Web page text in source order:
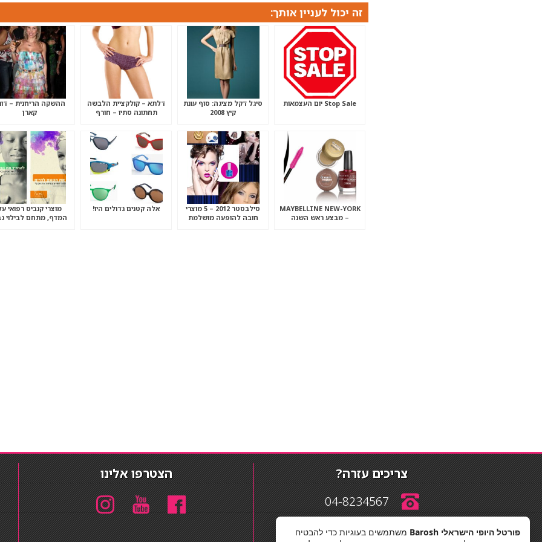
זה יכול לעניין אותך:
Stop Sale יום העצמאות
סיגל דקל מציגה: סוף עונת
קיץ 2008
דלתא – קולקציית הלבשה
תחתונה סתיו – חורף
ההשקה הריחנית –
קארן
MAYBELLINE NEW-YORK
– מבצע ראש השנה
סילבסטר 2012 – 5 מוצרי
חובה להופעה מושלמת
אלה קטנים גדולים היו!
מוצרי קנביס רפואי
המדף, מתחם לבילוי
צריכים עזרה?
04-8234567
info@barosh.co.il
הצטרפו אלינו
פורטל היופי הישראלי Barosh
משתמשים בעוגיות כדי להבטיח